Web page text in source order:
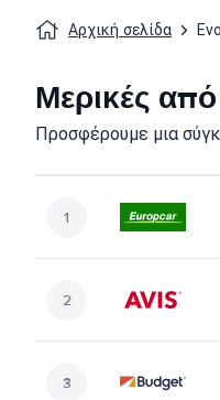
Αρχική σελίδα
Μερικές από
Προσφέρουμε μια